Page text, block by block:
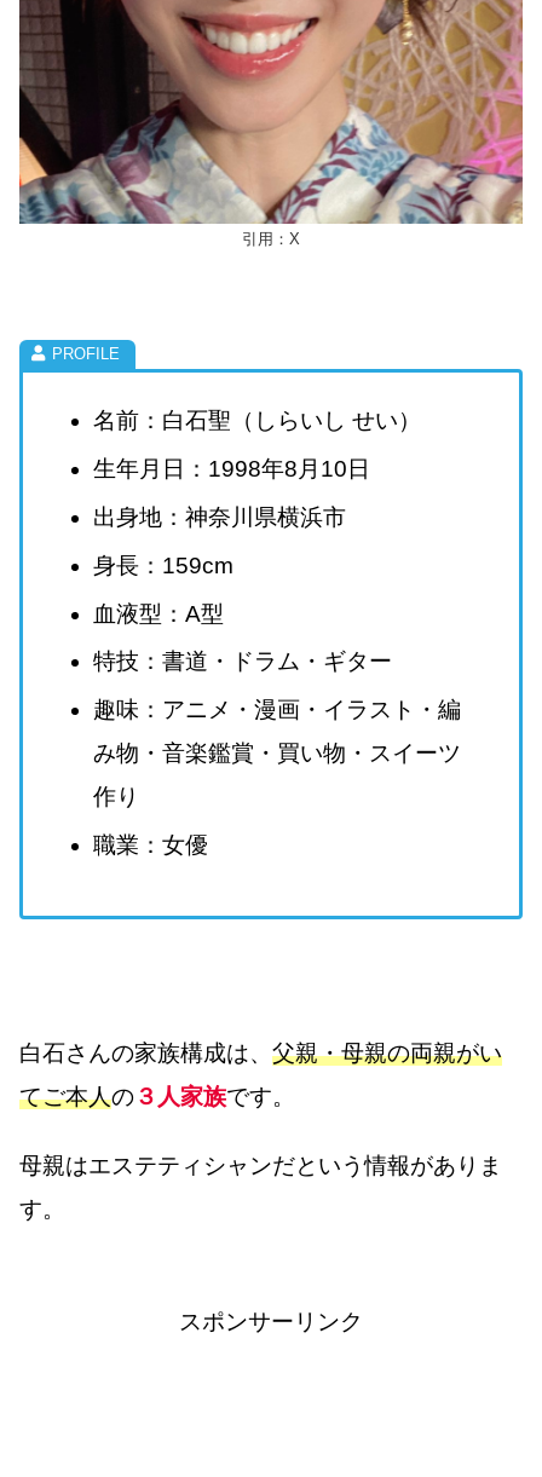
引用：X
名前：白石聖（しらいし せい）
生年月日：1998年8月10日
出身地：神奈川県横浜市
身長：159cm
血液型：A型
特技：書道・ドラム・ギター
趣味：アニメ・漫画・イラスト・編
み物・音楽鑑賞・買い物・スイーツ
作り
職業：女優
白石さんの家族構成は、 父親・母親の両親がい
てご本人の３人家族です。
母親はエステティシャンだという情報がありま
す。
スポンサーリンク